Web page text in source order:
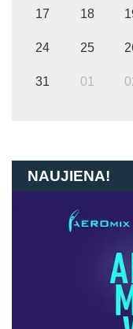
17 18
24 25
31 01
NAUJIENA!